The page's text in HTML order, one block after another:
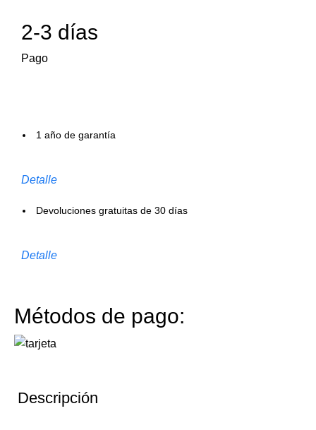
2-3 días
Pago
1 año de garantía
Detalle
Devoluciones gratuitas de 30 días
Detalle
Métodos de pago:
Descripción